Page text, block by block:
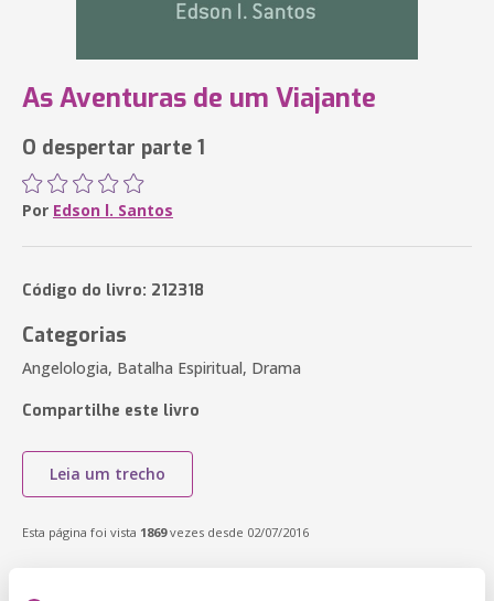
As Aventuras de um Viajante
O despertar parte 1
Por Edson l. Santos
Código do livro: 212318
Categorias
Angelologia, Batalha Espiritual, Drama
Compartilhe este livro
Leia um trecho
Esta página foi vista 1869vezes desde 02/07/2016